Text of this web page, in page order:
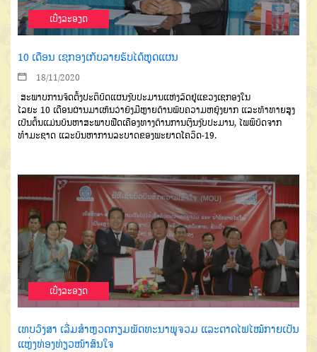
ເບີ່ງລະອຽດ
10 ເດືອນ ເຊກອງເກັບລາຍຮັບໄດ້ຫຼຸດແຜນ
18/11/2020
ສະພາບການຈັດຕັ້ງປະຕິບັດແຜນງົບປະມານແຫ່ງລັດຢູ່ແຂວງເຊກອງໃນ
ໄລຍະ 10 ເດືອນຜ່ານມາເຫັນວ່າຍັງມີຫຼາຍດ້ານພົບຄວາມຫຍຸ້ງຍາກ ແລະທ້າທາຍສູງ
ເປັນຕົ້ນແມ່ນບັນຫາສະພາບຟືດເຄືອງທາງດ້ານການເງິນງົບປະມານ, ໄພພິບັດຈາກ
ທໍາມະຊາດ ແລະບັນຫາການລະບາດຂອງພະຍາດໂຄວິດ-19.
ເບີ່ງລະອຽດ
ເທບວົງສາ ເລີ່ມສຳຫຼວດກຽມພັດທະນາພູຈວມ ແລະຕາດໄຟໄໝ້ກາຍເປັນ
ແຫຼ່ງທ່ອງທ່ຽວໜ້າສົນໃຈ